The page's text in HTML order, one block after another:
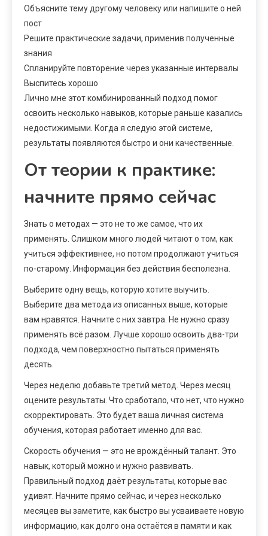
Объясните тему другому человеку или напишите о ней
пост
Решите практические задачи, применив полученные
знания
Спланируйте повторение через указанные интервалы
Выспитесь хорошо
Лично мне этот комбинированный подход помог
освоить несколько навыков, которые раньше казались
недостижимыми. Когда я следую этой системе,
результаты появляются быстро и они качественные.
От теории к практике:
начните прямо сейчас
Знать о методах — это не то же самое, что их
применять. Слишком много людей читают о том, как
учиться эффективнее, но потом продолжают учиться
по-старому. Информация без действия бесполезна.
Выберите одну вещь, которую хотите выучить.
Выберите два метода из описанных выше, которые
вам нравятся. Начните с них завтра. Не нужно сразу
применять всё разом. Лучше хорошо освоить два-три
подхода, чем поверхностно пытаться применять
десять.
Через неделю добавьте третий метод. Через месяц
оцените результаты. Что сработало, что нет, что нужно
скорректировать. Это будет ваша личная система
обучения, которая работает именно для вас.
Скорость обучения — это не врождённый талант. Это
навык, который можно и нужно развивать.
Правильный подход даёт результаты, которые вас
удивят. Начните прямо сейчас, и через несколько
месяцев вы заметите, как быстро вы усваиваете новую
информацию, как долго она остаётся в памяти и как